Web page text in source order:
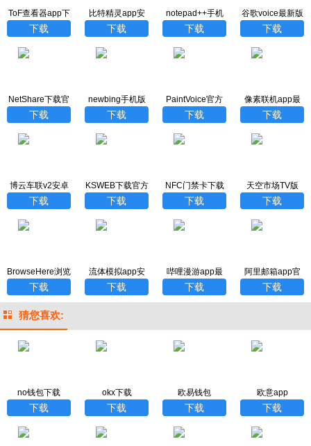
ToF查看器app下
载
下载
比特精灵app安
卓版
下载
notepad++手机
版
下载
谷歌voice最新版
下载
NetShare下载官
方
下载
newbing手机版
下载
PaintVoice官方
正版
下载
像素联机app最
新版
下载
博云车联v2安卓
版下载
下载
KSWEB下载官方
下载
NFC门禁卡下载
安装免费手机版
下载
天空市场TV版
下载
BrowseHere浏览
器电视版
下载
流体模拟app安
卓版
下载
哔哩漫游app最
新版本下载
下载
阿里邮箱app官
方最新版本
下载
猜您喜欢:
no钱包下载
下载
okx下载
下载
欧易钱包
下载
欧意app
下载